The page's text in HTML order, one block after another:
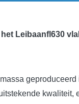
Leibaanfl630